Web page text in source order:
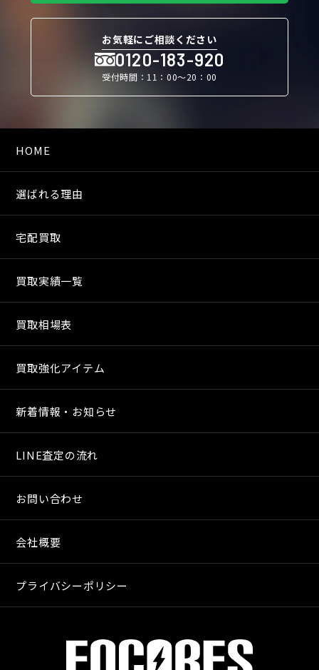
お気軽にご相談ください
0120-183-920
受付時間：11：00〜20：00
HOME
選ばれる理由
宅配買取
買取実績一覧
買取相場表
買取強化アイテム
新着情報・お知らせ
LINE査定の流れ
お問い合わせ
会社概要
プライバシーポリシー